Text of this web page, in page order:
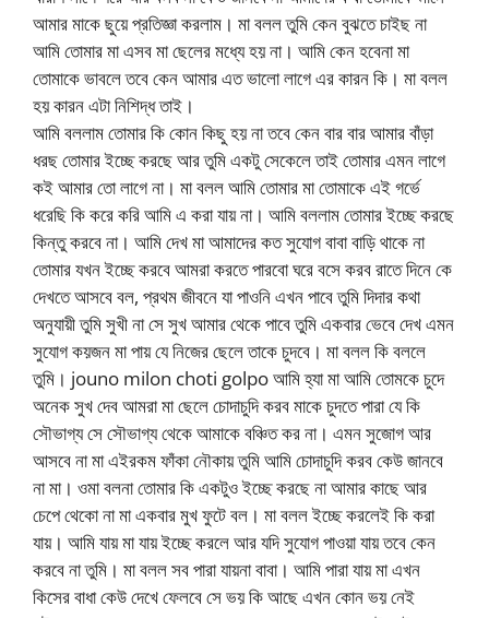
আমার মাকে ছুয়ে প্রতিজ্ঞা করলাম। মা বলল তুমি কেন বুঝতে চাইছ না
আমি তোমার মা এসব মা ছেলের মধ্যে হয় না। আমি কেন হবেনা মা
তোমাকে ভাবলে তবে কেন আমার এত ভালো লাগে এর কারন কি। মা বলল
হয় কারন এটা নিশিদ্ধ তাই।
আমি বললাম তোমার কি কোন কিছু হয় না তবে কেন বার বার আমার বাঁড়া
ধরছ তোমার ইচ্ছে করছে আর তুমি একটু সেকেলে তাই তোমার এমন লাগে
কই আমার তো লাগে না। মা বলল আমি তোমার মা তোমাকে এই গর্ভে
ধরেছি কি করে করি আমি এ করা যায় না। আমি বললাম তোমার ইচ্ছে করছে
কিন্তু করবে না। আমি দেখ মা আমাদের কত সুযোগ বাবা বাড়ি থাকে না
তোমার যখন ইচ্ছে করবে আমরা করতে পারবো ঘরে বসে করব রাতে দিনে কে
দেখতে আসবে বল, প্রথম জীবনে যা পাওনি এখন পাবে তুমি দিদার কথা
অনুযায়ী তুমি সুখী না সে সুখ আমার থেকে পাবে তুমি একবার ভেবে দেখ এমন
সুযোগ কয়জন মা পায় যে নিজের ছেলে তাকে চুদবে। মা বলল কি বললে
তুমি। jouno milon choti golpo আমি হ্যা মা আমি তোমকে চুদে
অনেক সুখ দেব আমরা মা ছেলে চোদাচুদি করব মাকে চুদতে পারা যে কি
সৌভাগ্য সে সৌভাগ্য থেকে আমাকে বঞ্চিত কর না। এমন সুজোগ আর
আসবে না মা এইরকম ফাঁকা নৌকায় তুমি আমি চোদাচুদি করব কেউ জানবে
না মা। ওমা বলনা তোমার কি একটুও ইচ্ছে করছে না আমার কাছে আর
চেপে থেকো না মা একবার মুখ ফুটে বল। মা বলল ইচ্ছে করলেই কি করা
যায়। আমি যায় মা যায় ইচ্ছে করলে আর যদি সুযোগ পাওয়া যায় তবে কেন
করবে না তুমি। মা বলল সব পারা যায়না বাবা। আমি পারা যায় মা এখন
কিসের বাধা কেউ দেখে ফেলবে সে ভয় কি আছে এখন কোন ভয় নেই